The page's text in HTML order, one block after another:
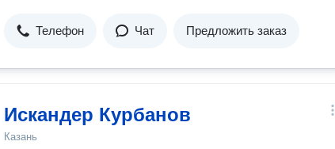
Телефон Чат Предложить заказ
Искандер Курбанов
Казань